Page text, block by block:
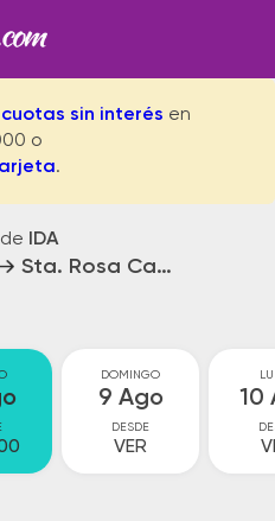
cuotas sin interés en
o
.
IDA
Sta. Rosa Calamuchita
DOMINGO
9 Ago
DESDE
VER
10